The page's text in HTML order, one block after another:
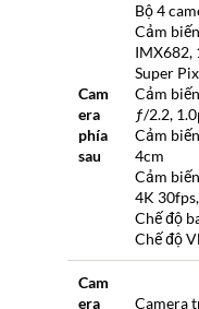
Cam
era
phía
sau
Bộ 4
Cảm
IMX682,
Super
Cảm
ƒ/2.2,
Cảm
4cm
Cảm
4K
Chế độ
Chế độ
Cam
era
Camera